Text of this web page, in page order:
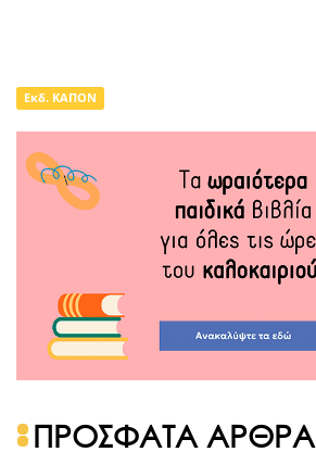
Εκδ. ΚΑΠΟΝ
ΠΡΟΣΦΑΤΑ ΑΡΘΡΑ